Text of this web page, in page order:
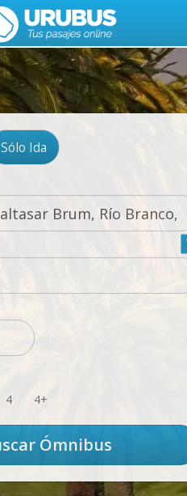
Sólo Ida
4 4+